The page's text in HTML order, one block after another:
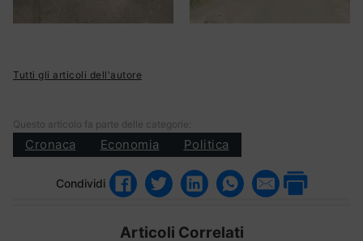
Tutti gli articoli dell'autore
Questo articolo fa parte delle categorie:
Cronaca Economia Politica
Condividi
Articoli Correlati